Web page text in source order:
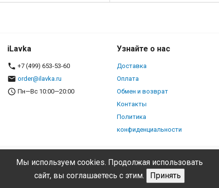
Мы используем cookies. Продолжая использовать
сайт, вы соглашаетесь с этим.
Принять
iLavka
+7 (499) 653-53-60
order@ilavka.ru
Пн—Вс 10:00—20:00
Узнайте о нас
Доставка
Оплата
Обмен и возврат
Контакты
Политика
конфиденциальности
© iLavka, 2026. Все права защищены.